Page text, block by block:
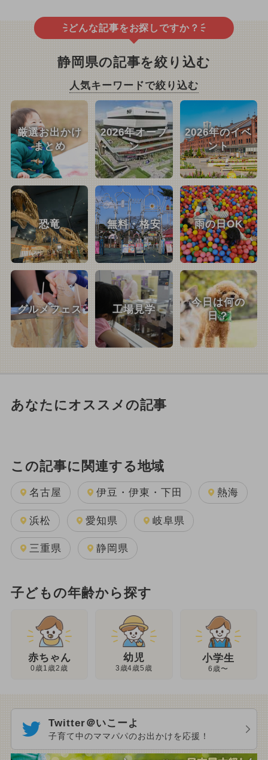
どんな記事をお探しですか？
静岡県の記事を絞り込む
人気キーワードで絞り込む
厳選お出かけ
まとめ
2026年オープ
ン
2026年のイベ
ント
恐竜 無料・格安 雨の日OK
グルメフェス 工場見学
今日は何の
日？
あなたにオススメの記事
この記事に関連する地域
名古屋 伊豆・伊東・下田 熱海
浜松 愛知県 岐阜県
三重県 静岡県
子どもの年齢から探す
赤ちゃん
0歳1歳2歳
幼児
3歳4歳5歳
小学生
6歳〜
Twitter＠いこーよ
子育て中のママパパのお出かけを応援！